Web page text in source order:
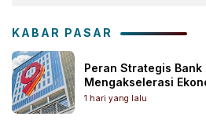
KABAR PASAR
Peran Strategis Bank
Mengakselerasi
1 hari yang lalu